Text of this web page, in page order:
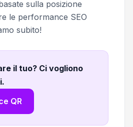
sulla posizione
le performance SEO
subito!
il tuo? Ci vogliono
.
QR